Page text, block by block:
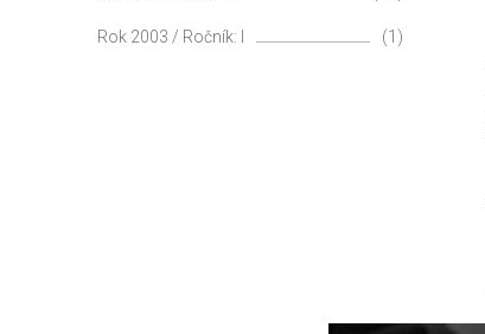
Rok 2003 / Ročník: I (1)